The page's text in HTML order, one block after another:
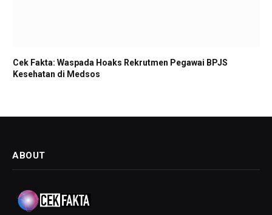
Cek Fakta: Waspada Hoaks Rekrutmen Pegawai BPJS
Kesehatan di Medsos
ABOUT